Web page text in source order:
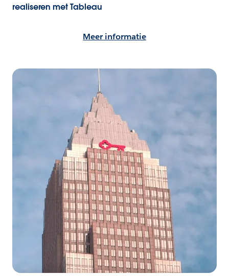
realiseren met Tableau
Meer informatie